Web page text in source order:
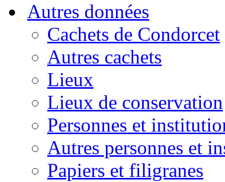
Autres données
Cachets de Condorcet
Autres cachets
Lieux
Lieux de conservation
Personnes et
Autres personnes et
Papiers et filigranes